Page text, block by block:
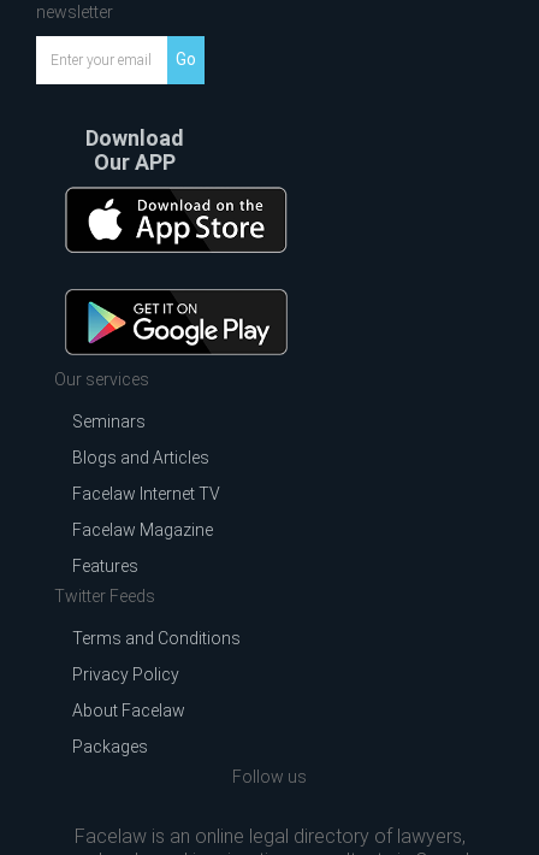
newsletter
Go
Download
Our APP
Our services
Seminars
Blogs and Articles
Facelaw Internet TV
Facelaw Magazine
Features
Twitter Feeds
Terms and Conditions
Privacy Policy
About Facelaw
Packages
Follow us
Facelaw is an online legal directory of lawyers,